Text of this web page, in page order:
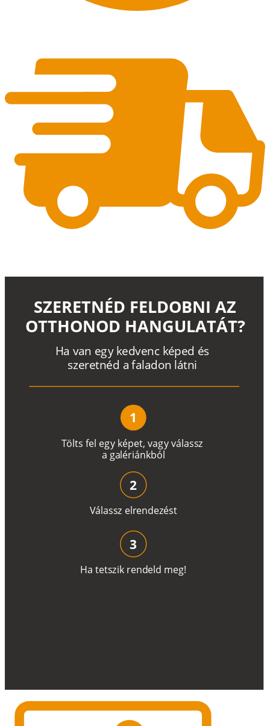
Tölts fel egy képet, vagyválassz
a galériánkból
Ha van egy kedvenc képed és
szeretnéd a faladon látni
SZERETNÉD FELDOBNI AZ
OTTHONOD HANGULATÁT?
1
Válassz elrendezést
2
Ha tetszik rendeld meg!
3